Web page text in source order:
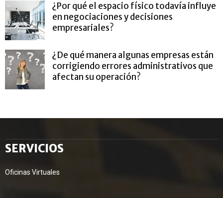
¿Por qué el espacio físico todavía influye
en negociaciones y decisiones
empresariales?
¿De qué manera algunas empresas están
corrigiendo errores administrativos que
afectan su operación?
SERVICIOS
Oficinas Virtuales